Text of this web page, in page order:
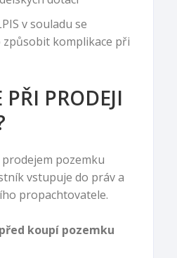
v souladu se
komplikace při
PŘI PRODEJI
pozemku
vstupuje do práv a
propachtovatele.
koupí pozemku